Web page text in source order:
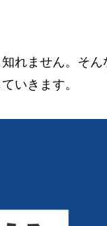
れません。そ
いきます。